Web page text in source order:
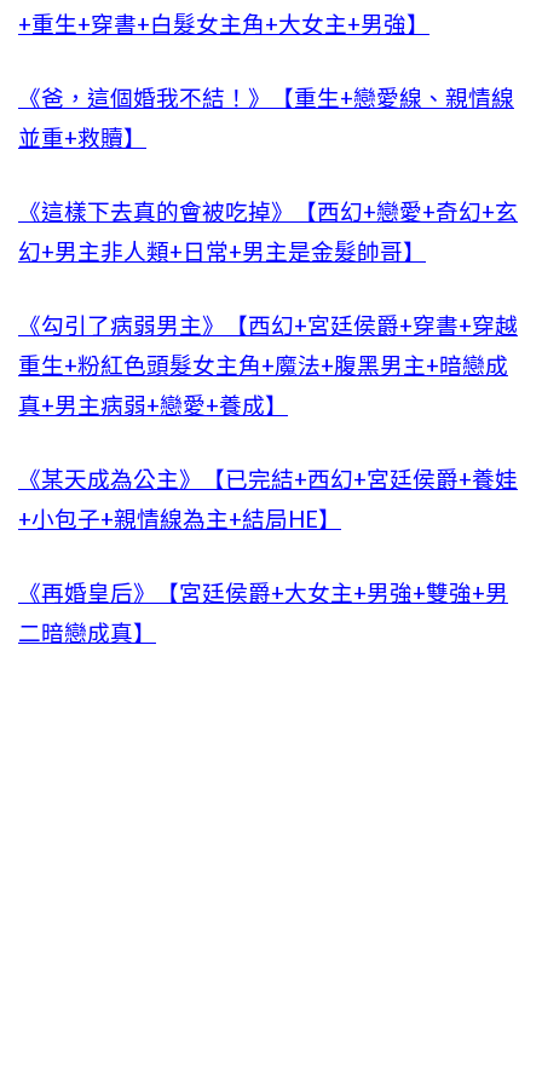
+重生+穿書+白髮女主角+大女主+男強】
《爸，這個婚我不結！》【重生+戀愛線、親情線
並重+救贖】
《這樣下去真的會被吃掉》【西幻+戀愛+奇幻+玄
幻+男主非人類+日常+男主是金髮帥哥】
《勾引了病弱男主》【西幻+宮廷侯爵+穿書+穿越
重生+粉紅色頭髮女主角+魔法+腹黑男主+暗戀成
真+男主病弱+戀愛+養成】
《某天成為公主》【已完結+西幻+宮廷侯爵+養娃
+小包子+親情線為主+結局HE】
《再婚皇后》【宮廷侯爵+大女主+男強+雙強+男
二暗戀成真】